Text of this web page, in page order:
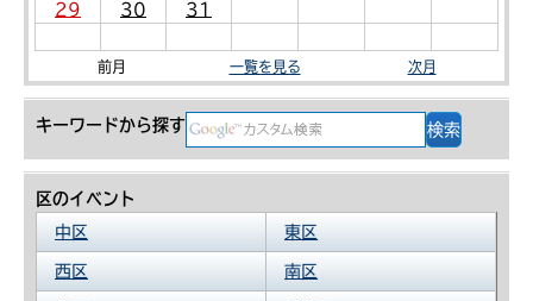
29
30 31
前月 一覧を見る 次月
キーワードから探す
区のイベント
中区
東区
西区 南区